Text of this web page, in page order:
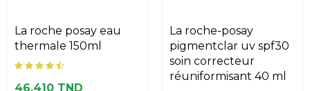
la roche posay eau
thermale 150ml
46,410 TND
la roche-posay
pigmentclar uv spf30
soin correcteur
réuniformisant 40 ml